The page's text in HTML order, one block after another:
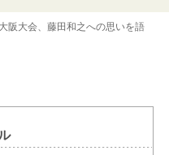
阪大会、藤田和之への思いを語